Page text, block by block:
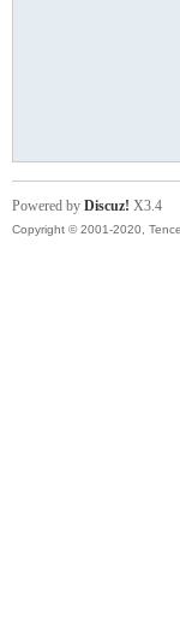
Powered by Discuz! X3.4
Copyright © 2001-2020,